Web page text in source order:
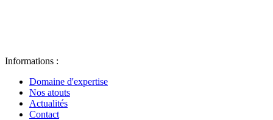
Informations :
Domaine d'expertise
Nos atouts
Actualités
Contact